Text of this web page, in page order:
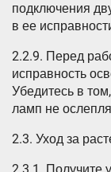
подключения
в ее
2.2.9. Перед
исправность
Убедитесь в
ламп не
2.3. Уход за